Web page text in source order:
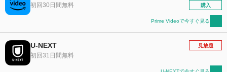
初回30日間無料
購入
Prime Videoで今すぐ見る
U-NEXT
初回31日間無料
見放題